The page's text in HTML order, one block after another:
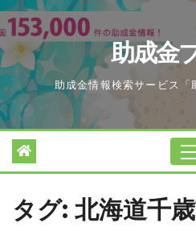
Skip
to
content
助成金
助成金情報検索サービス「
タグ: 北海道千